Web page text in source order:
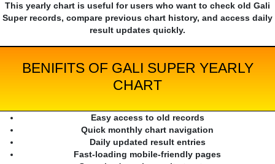
This yearly chart is useful for users who want to check old Gali
Super records, compare previous chart history, and access daily
result updates quickly.
BENIFITS OF GALI SUPER YEARLY
CHART
Easy access to old records
Quick monthly chart navigation
Daily updated result entries
Fast-loading mobile-friendly pages